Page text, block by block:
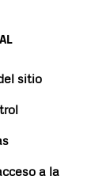
sitio
a la